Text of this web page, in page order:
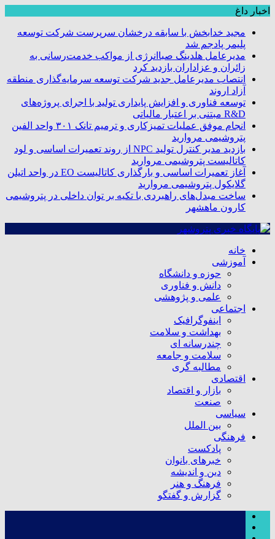
اخبار داغ
مجید خدابخش با سابقه درخشان سرپرست شرکت توسعه
پلیمر پادجم شد
مدیرعامل هلدینگ صباانرژی از مواکب خدمت‌رسانی به
زائران و عزاداران بازدید کرد
انتصاب مدیرعامل جدید شرکت توسعه سرمایه‌گذاری منطقه
آزاد اروند
توسعه فناوری و افزایش پایداری تولید با اجرای پروژه‌های
R&D مبتنی بر اعتبار مالیاتی
انجام موفق عملیات تمیزکاری و ترمیم تانک ۳۰۱ واحد الفین
پتروشیمی مروارید
بازدید مدیر کنترل تولید NPC از روند تعمیرات اساسی و لود
کاتالیست پتروشیمی مروارید
آغاز تعمیرات اساسی و بارگذاری کاتالیست EO در واحد اتیلن
گلایکول پتروشیمی مروارید
ساخت مبدل‌های راهبردی با تکیه بر توان داخلی در پتروشیمی
کارون ماهشهر
خانه
آموزشی
حوزه و دانشگاه
دانش و فناوری
علمی و پژوهشی
اجتماعی
اینفوگرافیک
بهداشت و سلامت
چندرسانه ای
سلامت و جامعه
مطالبه گری
اقتصادی
بازار و اقتصاد
صنعت
سیاسی
بین الملل
فرهنگی
پادکست
خبرهای بانوان
دین و اندیشه
فرهنگ و هنر
گزارش و گفتگو